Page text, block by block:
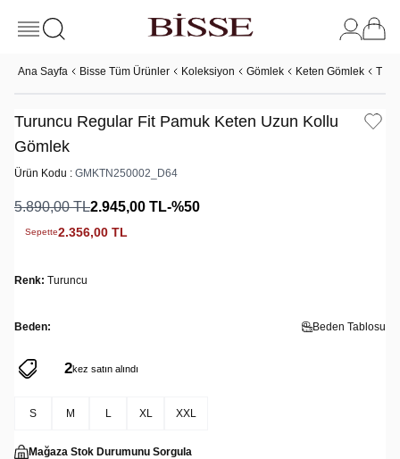
Ana Sayfa Bisse Tüm Ürünler Koleksiyon Gömlek Keten Gömlek
Turuncu Regular Fit Pamuk Keten Uzun Kollu
Gömlek
Ürün Kodu : GMKTN250002_D64
5.890,00TL2.945,00 TL-%50
Sepette2.356,00 TL
Renk: Turuncu
Beden: Beden Tablosu
2kez satın alındı
6kez sepete eklendi
S M L XL XXL
Mağaza Stok Durumunu Sorgula